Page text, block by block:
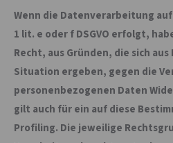
Wenn die Datenverarbeitung
1 lit. e oder f DSGVO erfolgt,
Recht, aus Gründen, die sich
Situation ergeben, gegen die
personenbezogenen Daten
gilt auch für ein auf diese
Profiling. Die jeweilige